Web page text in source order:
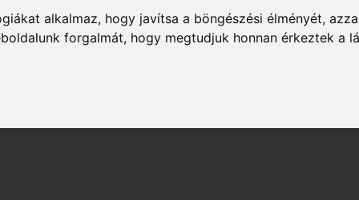
alkalmaz, hogy javítsa a böngészési élményét,
forgalmát, hogy megtudjuk honnan érkeztek a
megtekintését. Vedd figyelembe, hogy csak azokba a fórumokba írt